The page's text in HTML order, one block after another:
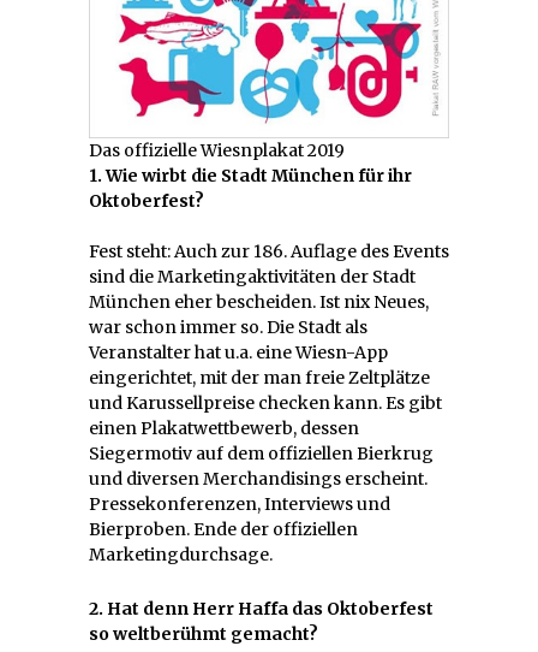
Das offizielle Wiesnplakat 2019
1. Wie wirbt die Stadt München für ihr
Oktoberfest?
Fest steht: Auch zur 186. Auflage des Events
sind die Marketingaktivitäten der Stadt
München eher bescheiden. Ist nix Neues,
war schon immer so. Die Stadt als
Veranstalter hat u.a. eine Wiesn-App
eingerichtet, mit der man freie Zeltplätze
und Karussellpreise checken kann. Es gibt
einen Plakatwettbewerb, dessen
Siegermotiv auf dem offiziellen Bierkrug
und diversen Merchandisings erscheint.
Pressekonferenzen, Interviews und
Bierproben. Ende der offiziellen
Marketingdurchsage.
2. Hat denn Herr Haffa das Oktoberfest
so weltberühmt gemacht?